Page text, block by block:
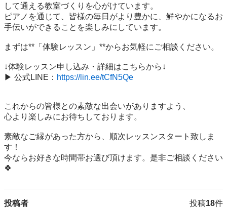
して通える教室づくりを心がけています。
ピアノを通じて、皆様の毎日がより豊かに、鮮やかになるお
手伝いができることを楽しみにしています。
まずは**「体験レッスン」**からお気軽にご相談ください。
↓体験レッスン申し込み・詳細はこちらから↓
▶︎ 公式LINE： https://lin.ee/tCfN5Qe
これからの皆様との素敵な出会いがありますよう、
心より楽しみにお待ちしております。
素敵なご縁があった方から、順次レッスンスタート致しま
す！
今ならお好きな時間帯お選び頂けます。是非ご相談ください
🍀
投稿者 投稿18件